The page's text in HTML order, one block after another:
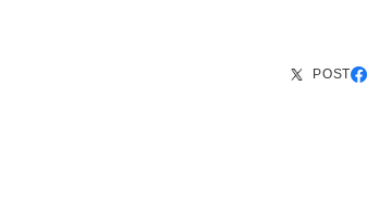
POST